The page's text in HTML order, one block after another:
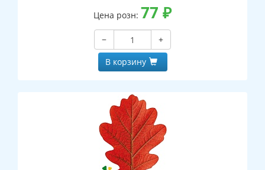
Цена розн: 77 ₽
−
+
В корзину